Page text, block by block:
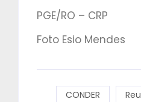
PGE/RO – CRP
Foto Esio Mendes
CONDER